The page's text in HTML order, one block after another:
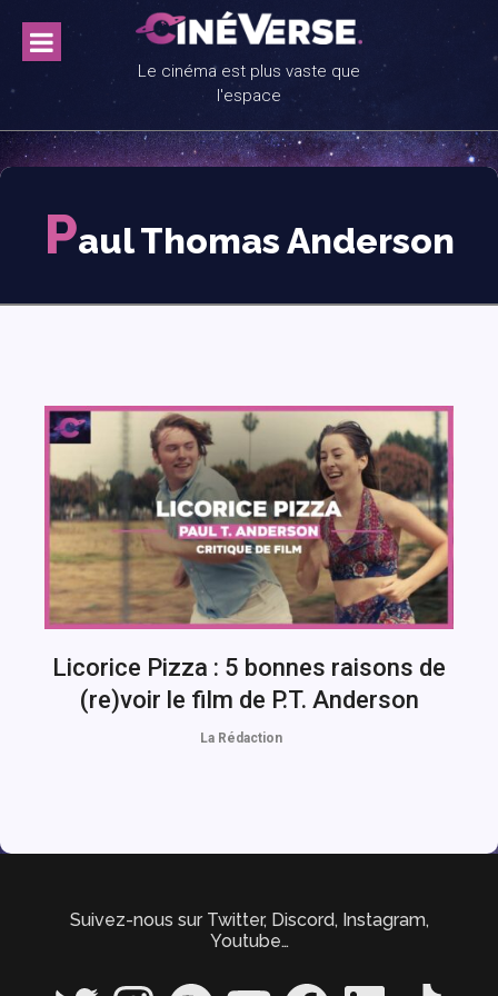
content
Le cinéma est plus vaste que
l'espace
Paul Thomas Anderson
Licorice Pizza : 5 bonnes raisons de
(re)voir le film de P.T. Anderson
La Rédaction
Suivez-nous sur Twitter, Discord, Instagram,
Youtube…
Twitter InstagramSpotify YouTube FacebookLinkedIn TikTok